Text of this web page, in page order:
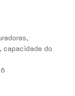
capacidade do